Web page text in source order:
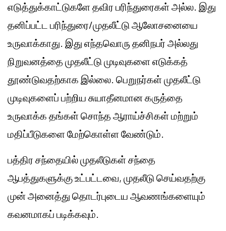
எடுத்துக்காட்டுகளே தவிர பரிந்துரைகள் அல்ல. இது
தனிப்பட்ட பரிந்துரை/முதலீட்டு ஆலோசனையை
உருவாக்காது. இது எந்தவொரு தனிநபர் அல்லது
நிறுவனத்தை முதலீட்டு முடிவுகளை எடுக்கத்
தூண்டுவதற்காக இல்லை. பெறுநர்கள் முதலீட்டு
முடிவுகளைப் பற்றிய சுயாதீனமான கருத்தை
உருவாக்க தங்கள் சொந்த ஆராய்ச்சிகள் மற்றும்
மதிப்பீடுகளை மேற்கொள்ள வேண்டும்.
பத்திர சந்தையில் முதலீடுகள் சந்தை
ஆபத்துகளுக்கு உட்பட்டவை, முதலீடு செய்வதற்கு
முன் அனைத்து தொடர்புடைய ஆவணங்களையும்
கவனமாகப் படிக்கவும்.